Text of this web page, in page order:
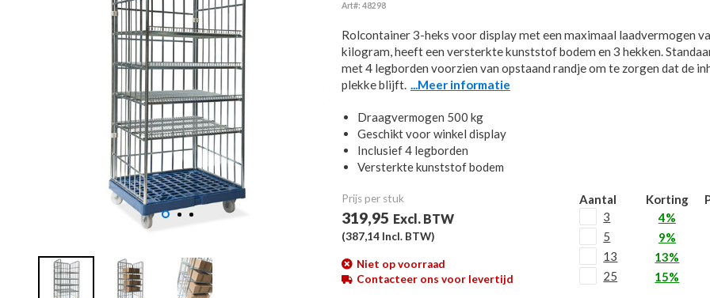
Art#: 48298
Rolcontainer 3-heks voor display met een maximaal laadvermogen
kilogram, heeft een versterkte kunststof bodem en 3 hekken.
met 4 legborden voorzien van opstaand randje om te zorgen dat de
plekke blijft. ...Meer informatie
Draagvermogen 500 kg
Geschikt voor winkel display
Inclusief 4 legborden
Versterkte kunststof bodem
Prijs per stuk
319,95 Excl. BTW
(387,14 Incl. BTW)
Niet op voorraad
Contacteer ons voor levertijd
Aantal Korting
3 4%
5
9%
13
13%
25
15%